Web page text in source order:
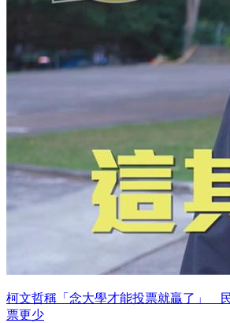
柯文哲稱「念大學才能投票就贏了」
票更少